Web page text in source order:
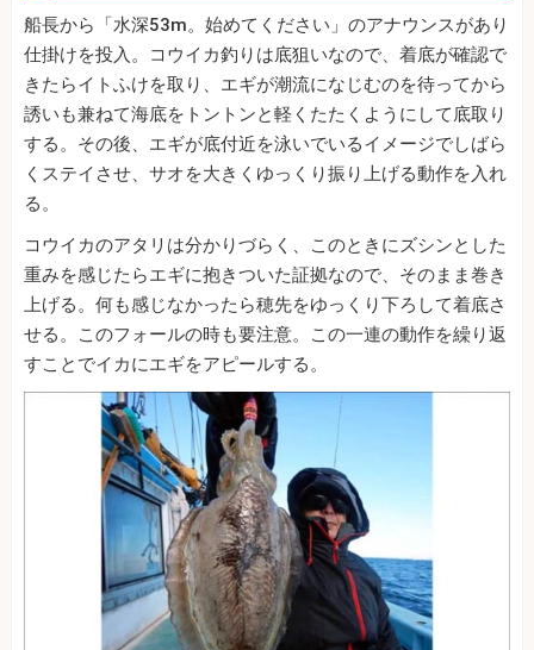
船長から「水深53m。始めてください」のアナウンスがあり
仕掛けを投入。コウイカ釣りは底狙いなので、着底が確認で
きたらイトふけを取り、エギが潮流になじむのを待ってから
誘いも兼ねて海底をトントンと軽くたたくようにして底取り
する。その後、エギが底付近を泳いでいるイメージでしばら
くステイさせ、サオを大きくゆっくり振り上げる動作を入れ
る。
コウイカのアタリは分かりづらく、このときにズシンとした
重みを感じたらエギに抱きついた証拠なので、そのまま巻き
上げる。何も感じなかったら穂先をゆっくり下ろして着底さ
せる。このフォールの時も要注意。この一連の動作を繰り返
すことでイカにエギをアピールする。